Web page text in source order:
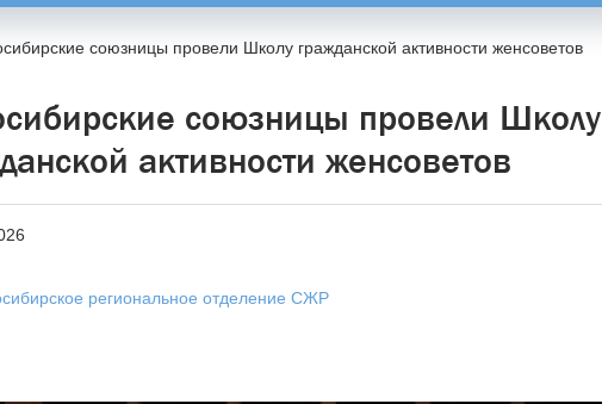
союзницы провели Школу гражданской активности женсоветов
союзницы провели Школу
активности женсоветов
региональное отделение СЖР